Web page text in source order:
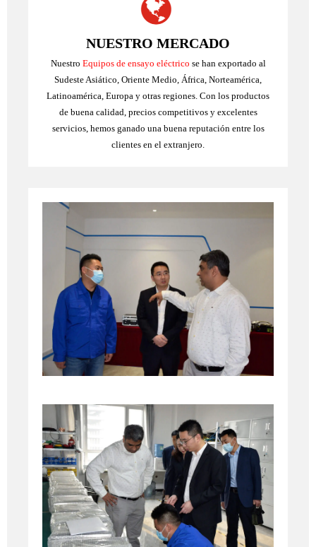
NUESTRO MERCADO
Nuestro Equipos de ensayo eléctrico se han exportado al
Sudeste Asiático, Oriente Medio, África, Norteamérica,
Latinoamérica, Europa y otras regiones. Con los productos
de buena calidad, precios competitivos y excelentes
servicios, hemos ganado una buena reputación entre los
clientes en el extranjero.